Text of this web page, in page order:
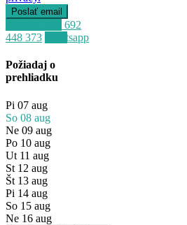
Predaj
Dostupné
+34 692
448 373
Whatsapp
Požiadaj o
prehliadku
Pi 07 aug
So 08 aug
Ne 09 aug
Po 10 aug
Ut 11 aug
St 12 aug
Št 13 aug
Pi 14 aug
So 15 aug
Ne 16 aug